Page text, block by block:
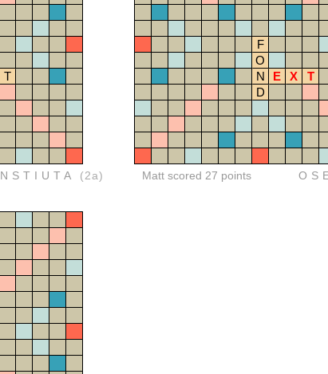
T
NSTIUTA (2a)
F
O
N
E X
T
D
Matt scored 27 points